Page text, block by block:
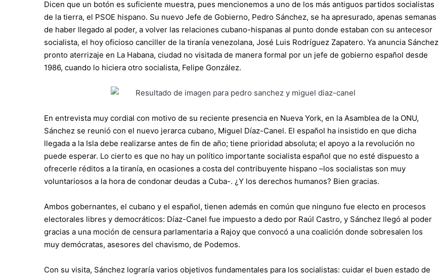
Dicen que un botón es suficiente muestra, pues mencionemos a uno de los más antiguos partidos socialistas
de la tierra, el PSOE hispano. Su nuevo Jefe de Gobierno, Pedro Sánchez, se ha apresurado, apenas semanas
de haber llegado al poder, a volver las relaciones cubano-hispanas al punto donde estaban con su antecesor
socialista, el hoy oficioso canciller de la tiranía venezolana, José Luis Rodríguez Zapatero. Ya anuncia Sánchez
pronto aterrizaje en La Habana, ciudad no visitada de manera formal por un jefe de gobierno español desde
1986, cuando lo hiciera otro socialista, Felipe González.
En entrevista muy cordial con motivo de su reciente presencia en Nueva York, en la Asamblea de la ONU,
Sánchez se reunió con el nuevo jerarca cubano, Miguel Díaz-Canel. El español ha insistido en que dicha
llegada a la Isla debe realizarse antes de fin de año; tiene prioridad absoluta; el apoyo a la revolución no
puede esperar. Lo cierto es que no hay un político importante socialista español que no esté dispuesto a
ofrecerle réditos a la tiranía, en ocasiones a costa del contribuyente hispano –los socialistas son muy
voluntariosos a la hora de condonar deudas a Cuba-. ¿Y los derechos humanos? Bien gracias.
Ambos gobernantes, el cubano y el español, tienen además en común que ninguno fue electo en procesos
electorales libres y democráticos: Díaz-Canel fue impuesto a dedo por Raúl Castro, y Sánchez llegó al poder
gracias a una moción de censura parlamentaria a Rajoy que convocó a una coalición donde sobresalen los
muy demócratas, asesores del chavismo, de Podemos.
Con su visita, Sánchez lograría varios objetivos fundamentales para los socialistas: cuidar el buen estado de